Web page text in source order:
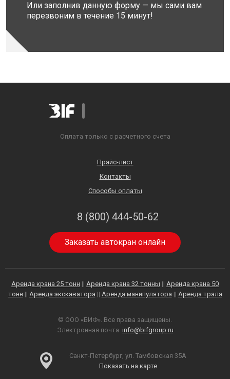
Или заполнив данную форму — мы сами вам
перезвоним в течение 15 минут!
Оплата только с расчетного счета
Прайс-лист
Контакты
Способы оплаты
8 (800) 444-50-62
Заказать автокран онлайн
Аренда крана 25 тонн || Аренда крана 32 тонны || Аренда крана 50
тонн || Аренда экскаватора || Аренда манипулятора || Аренда трала
© ООО «БИФ». Все права защищены.
Электронная почта: info@bifgroup.ru
Санкт-Петербург, ул. Тамбовская 35А
Показать на карте